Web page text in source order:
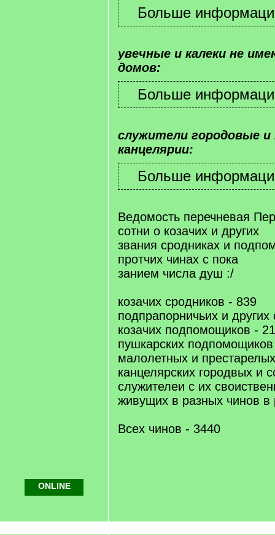
увечные и калеки не
домов:
служители городовые и
канцелярии:
Ведомость перечневая
сотни о козачих и других
звания сродниках и
протчих чинах с пока
занием числа душ :/
козачих сродников - 839
подпрапорничьих и
козачих подпомощиков -
пушкарских
малолетных и
канцелярских городвых и
служителеи с их
живущих в разных чинов в
Всех чинов - 3440
ONLINE